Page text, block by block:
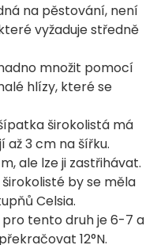
na pěstování, není
vyžaduje středně
množit pomocí
hlízy, které se
širokolistá má
až 3 cm na šířku.
ale lze ji zastřihávat.
by se měla
Celsia.
tento druh je 6-7 a
12°N.